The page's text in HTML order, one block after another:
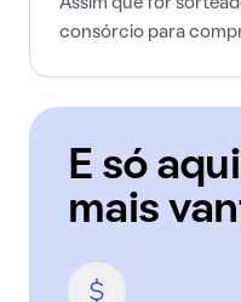
Assim que for
consórcio para
E só
mais